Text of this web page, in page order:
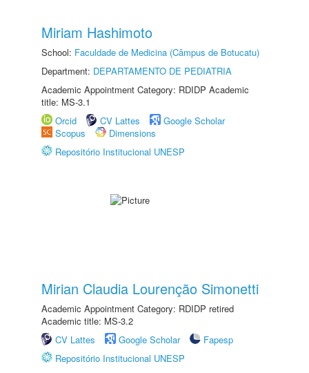
Miriam Hashimoto
School: Faculdade de Medicina (Câmpus de Botucatu)
Department: DEPARTAMENTO DE PEDIATRIA
Academic Appointment Category: RDIDP Academic
title: MS-3.1
Orcid
CV Lattes
Google Scholar
Scopus
Dimensions
Repositório Institucional UNESP
Mirian Claudia Lourenção Simonetti
Academic Appointment Category: RDIDP retired
Academic title: MS-3.2
CV Lattes
Google Scholar
Fapesp
Repositório Institucional UNESP